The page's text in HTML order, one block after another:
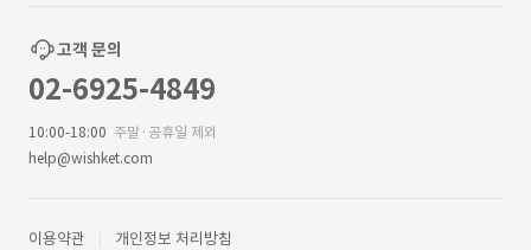
고객 문의
02-6925-4849
10:00-18:00 주말·공휴일 제외
help@wishket.com
이용약관 개인정보 처리방침